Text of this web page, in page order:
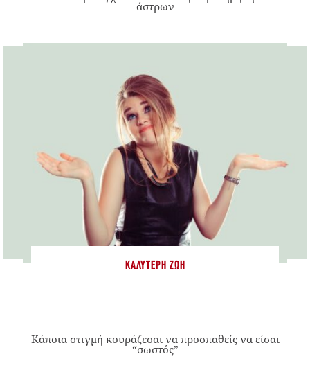
άστρων
ΚΑΛΎΤΕΡΗ ΖΩΉ
Κάποια στιγμή κουράζεσαι να προσπαθείς να είσαι
“σωστός”